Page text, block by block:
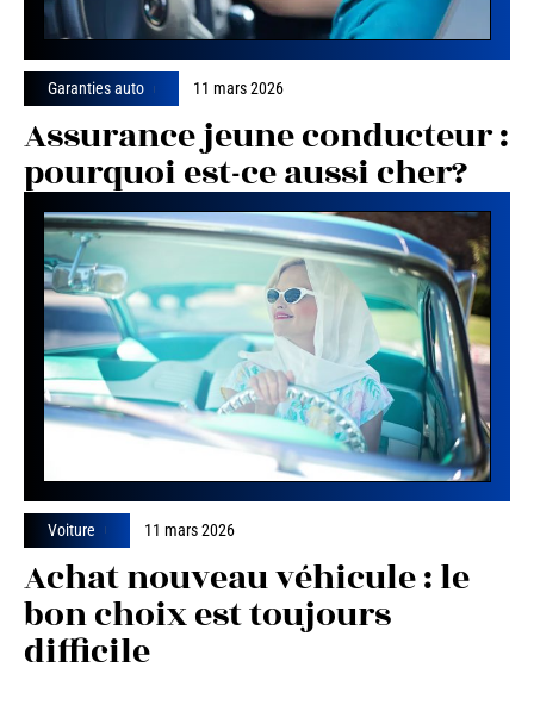
Garanties auto 11 mars 2026
Assurance jeune conducteur :
pourquoi est-ce aussi cher?
Voiture 11 mars 2026
Achat nouveau véhicule : le
bon choix est toujours
difficile